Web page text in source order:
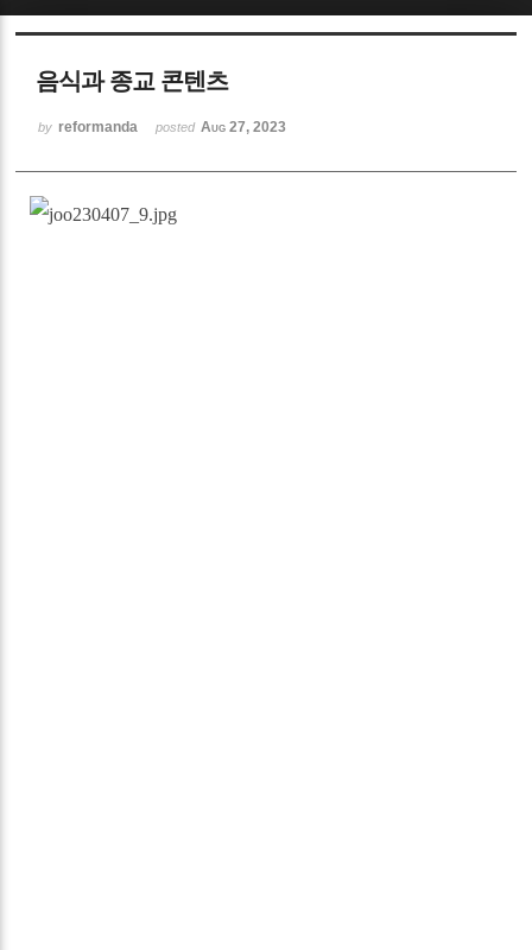
음식과 종교 콘텐츠
by reformanda posted Aug 27, 2023